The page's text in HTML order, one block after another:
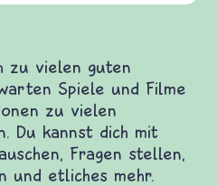
vielen guten
Spiele und Filme
zu vielen
Du kannst dich mit
Fragen stellen,
und etliches mehr.